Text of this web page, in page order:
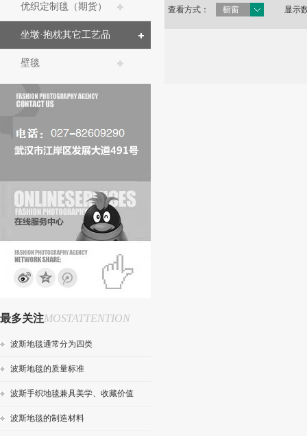
优织定制毯（期货）
坐墩·抱枕其它工艺品
壁毯
最多关注MOSTATTENTION
波斯地毯通常分为四类
波斯地毯的质量标准
波斯手织地毯兼具美学、收藏价值
波斯地毯的制造材料
查看方式： 橱窗 显示